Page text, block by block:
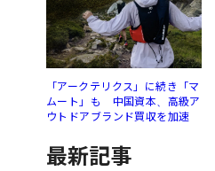
「アークテリクス」に続き「マ
ムート」も 中国資本、高級ア
ウトドアブランド買収を加速
最新記事